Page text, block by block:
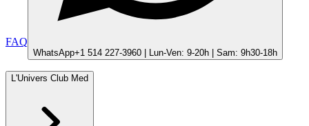
FAQ
WhatsApp+1 514 227-3960 | Lun-Ven: 9-20h | Sam: 9h30-18h
L'Univers Club Med